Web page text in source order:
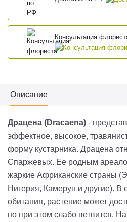
Консультация
Описание
Драцена (Dracaena) -
эффектное, высокое,
форму кустарника. Драцена
Спаржевых. Ее родным
жаркие Африканские страны
Нигерия, Камерун и другие). В
обитания, растение может
но при этом слабо ветвится.